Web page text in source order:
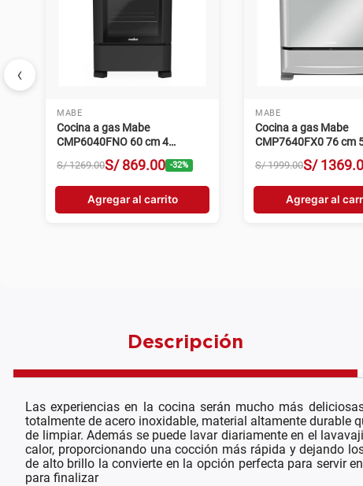
‹
MABE
Cocina a gas Mabe
CMP6040FNO 60 cm 4
hornillas negro
S/ 1269.00S/ 869.00 -32%
Agregar al carrito
MABE
Cocina a gas Mabe
CMP7640FX0 76 cm
hornillas acero
S/ 1999.00S/ 1369.
Agregar al
Descripción
Las experiencias en la cocina serán mucho más
totalmente de acero inoxidable, material altamente durable
de limpiar. Además se puede lavar diariamente en el
calor, proporcionando una cocción más rápida y dejando
de alto brillo la convierte en la opción perfecta para servir
para finalizar